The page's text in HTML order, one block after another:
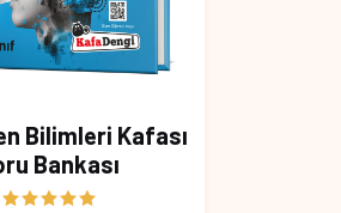
Bilimleri Kafası
Bankası